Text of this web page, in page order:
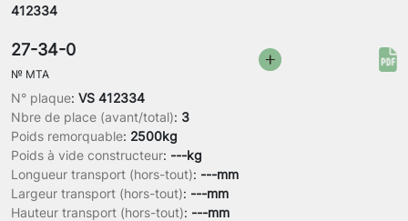
412334
N° plaque: VS 412334
Nbre de place (avant/total): 3
Poids remorquable: 2500kg
Poids à vide constructeur: ---kg
Longueur transport (hors-tout): ---mm
Largeur transport (hors-tout): ---mm
Hauteur transport (hors-tout): ---mm
27-34-0
№ MTA